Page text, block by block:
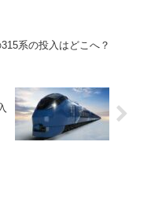
315系の投入はどこへ？